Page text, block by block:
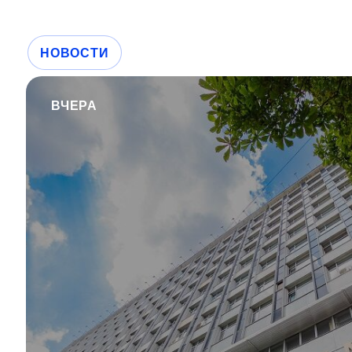
НОВОСТИ
ВЧЕРА